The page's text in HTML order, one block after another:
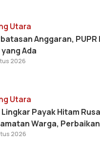
Utara
Anggaran,
Ada
2026
Utara
Payak Hitam
Warga,
2026